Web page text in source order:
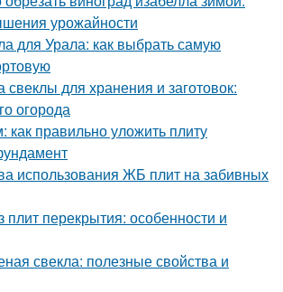
урожайности
для Урала: как выбрать самую
для хранения и заготовок:
огорода
как правильно уложить плиту
использования ЖБ плит на забивных
плит перекрытия: особенности и
свекла: полезные свойства и